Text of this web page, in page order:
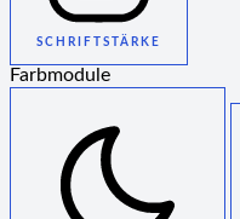
SCHRIFTSTÄRKE
Farbmodule